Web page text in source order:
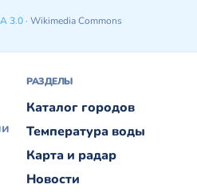
3.0 · Wikimedia Commons
РАЗДЕЛЫ
Каталог городов
Температура воды
Карта и радар
Новости